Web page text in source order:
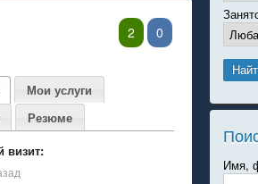
2 0
Мои услуги
Резюме
визит:
Имя,